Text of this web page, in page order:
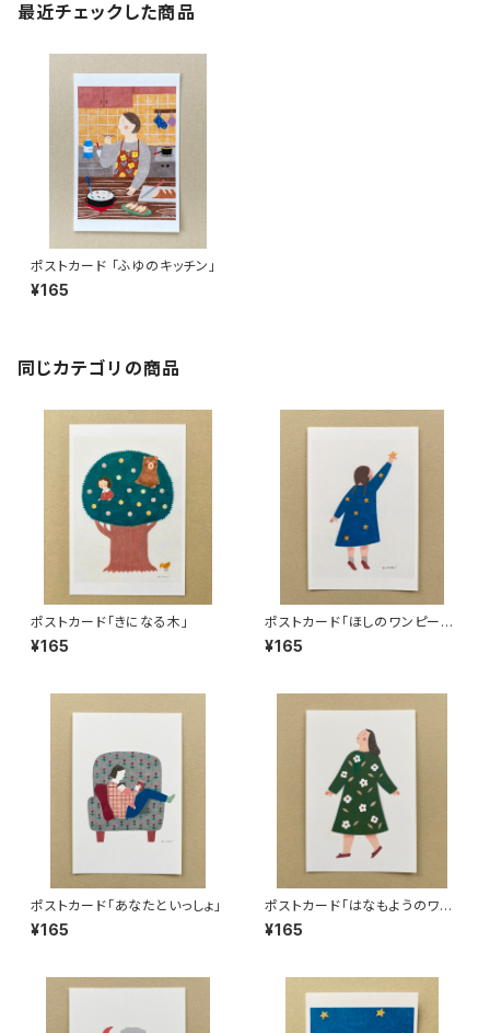
最近チェックした商品
ポストカード 「ふゆのキッチン」
¥165
同じカテゴリの商品
ポストカード「きになる木」
¥165
ポストカード「ほしのワンピー
ス」
¥165
ポストカード「あなたといっしょ」
¥165
ポストカード「はなもようのワン
ピース」
¥165